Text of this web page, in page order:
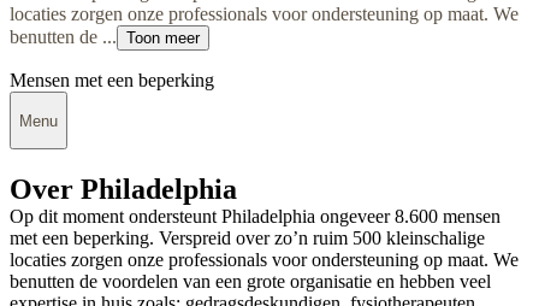
locaties zorgen onze professionals voor ondersteuning op maat. We
benutten de ... Toon meer
Mensen met een beperking
Menu
Over Philadelphia
Op dit moment ondersteunt Philadelphia ongeveer 8.600 mensen
met een beperking. Verspreid over zo’n ruim 500 kleinschalige
locaties zorgen onze professionals voor ondersteuning op maat. We
benutten de voordelen van een grote organisatie en hebben veel